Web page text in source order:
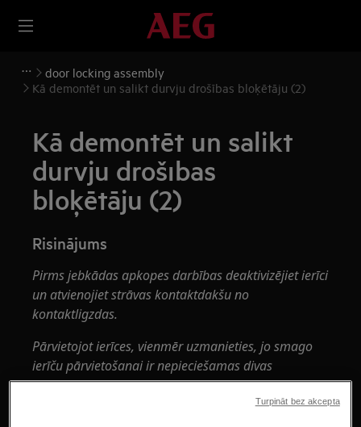
door locking assembly
Kā demontēt un salikt durvju drošības bloķētāju (2)
Kā demontēt un salikt
durvju drošības
bloķētāju (2)
Risinājums
Pirms jebkādas apkopes darbības deaktivizējiet ierīci
un atvienojiet strāvas kontaktdakšu no
kontaktligzdas.
Pārvietojot ierīces, vienmēr uzmanieties, jo smago
ierīču pārvietošanai ir nepieciešamas divas
personas.
Turpināt bez akcepta